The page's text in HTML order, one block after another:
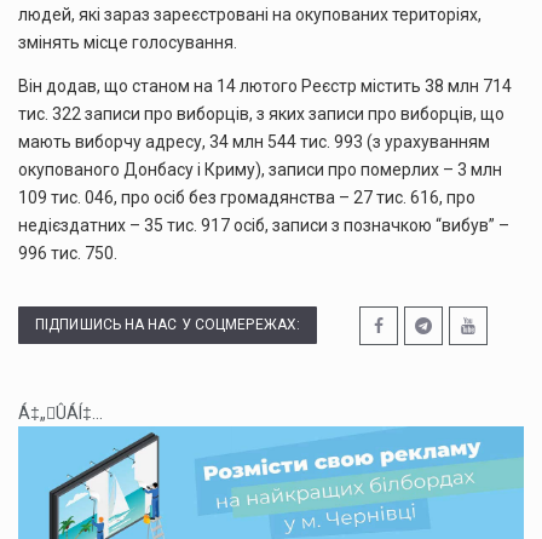
людей, які зараз зареєстровані на окупованих територіях,
змінять місце голосування.
Він додав, що станом на 14 лютого Реєстр містить 38 млн 714
тис. 322 записи про виборців, з яких записи про виборців, що
мають виборчу адресу, 34 млн 544 тис. 993 (з урахуванням
окупованого Донбасу і Криму), записи про померлих – 3 млн
109 тис. 046, про осіб без громадянства – 27 тис. 616, про
недієздатних – 35 тис. 917 осіб, записи з позначкою “вибув” –
996 тис. 750.
ПІДПИШИСЬ НА НАС У СОЦМЕРЕЖАХ:
Á‡„ÛÁÍ‡...